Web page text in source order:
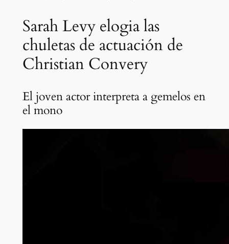
Sarah Levy elogia las
chuletas de actuación de
Christian Convery
El joven actor interpreta a gemelos en
el mono